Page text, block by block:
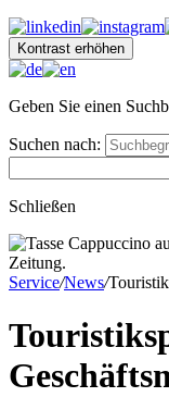
Kontrast erhöhen
Geben Sie einen
Suchen nach:
Schließen
Service/News/